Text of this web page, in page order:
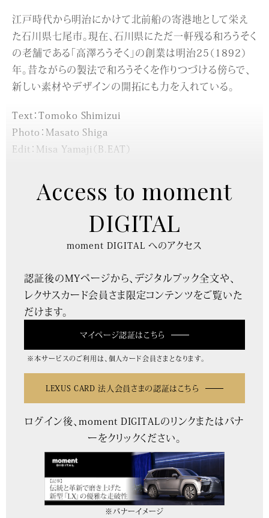
江戸時代から明治にかけて北前船の寄港地として栄え
た石川県七尾市。現在、石川県にただ一軒残る和ろうそく
の老舗である「高澤ろうそく」の創業は明治25（1892）
年。昔ながらの製法で和ろうそくを作りつづける傍らで、
新しい素材やデザインの開拓にも力を入れている。
Text：Tomoko Shimizui
Photo：Masato Shiga
Edit：Misa Yamaji（B.EAT）
Access to moment
DIGITAL
moment DIGITAL へのアクセス
認証後のMYページから、デジタルブック全文や、
レクサスカード会員さま限定コンテンツをご覧いた
だけます。
マイページ認証はこちら
※本サービスのご利用は、個人カード会員さまとなります。
LEXUS CARD 法人会員さまの認証はこちら
ログイン後、moment DIGITALのリンクまたはバナ
ーをクリックください。
※バナーイメージ